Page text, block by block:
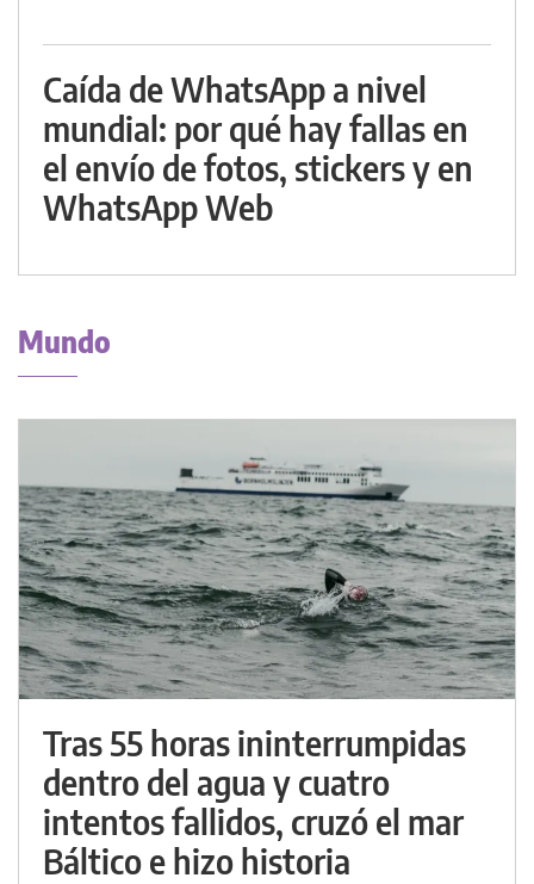
Caída de WhatsApp a nivel
mundial: por qué hay fallas en
el envío de fotos, stickers y en
WhatsApp Web
Mundo
Tras 55 horas ininterrumpidas
dentro del agua y cuatro
intentos fallidos, cruzó el mar
Báltico e hizo historia